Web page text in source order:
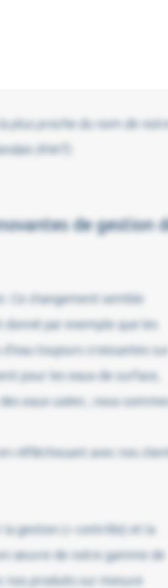
plus proche du nom de
(KWT).
de gestion
Ce changement semble
par exemple que les
toujours croissantes sur
pour les eaux de surface,
eaux usées ; nous
réfléchissant avec nos
la gestion (= contrôle) et la
œuvre de notre gamme de
nos produits sur mesure